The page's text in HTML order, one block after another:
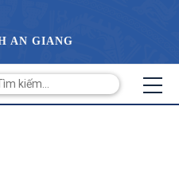
AN GIANG